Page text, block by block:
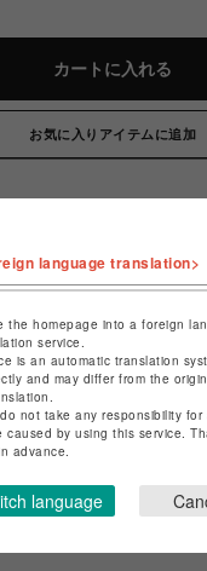
カートに入れる
お気に入りアイテムに追加
language translation>
the homepage into a foreign
service.
is an automatic translation
and may differ from the
not take any responsibility for
caused by using this service.
advance.
language